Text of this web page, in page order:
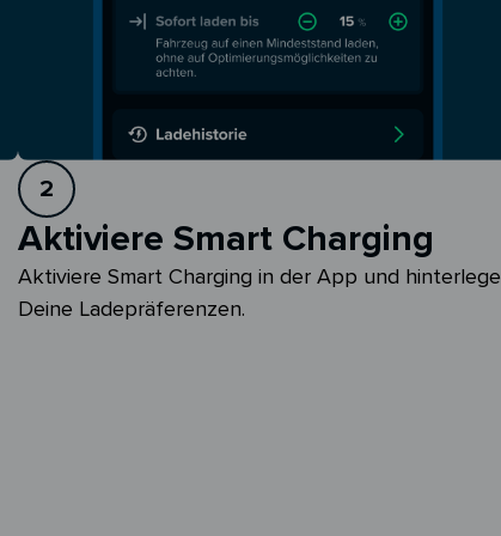
2
Aktiviere Smart Charging
Aktiviere Smart Charging in der App und hinterlege
Deine Ladepräferenzen.